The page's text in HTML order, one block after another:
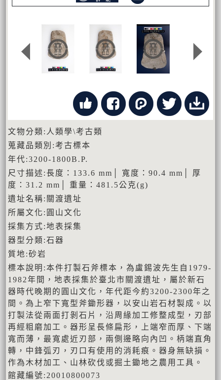
文物分類:人類學\考古類
蒐藏品類別:考古標本
年代:3200-1800B.P.
尺寸描述:長度：133.6 mm│ 寬度：90.4 mm│ 厚
度：31.2 mm│ 重量：481.5公克(g)
遺址名稱:關渡遺址
所屬文化:圓山文化
採集方式:地表採集
器型分類:石器
質地:砂岩
標本說明:本件打製石斧標本，為盧錫波先生自1979-
1982年間，地表採集於臺北市關渡遺址，屬於新石
器時代晚期的圓山文化，年代距今約3200-2300年之
間。為上窄下寬型斧鋤形器，以安山岩石材製成。以
打製法從兩面打剝石片，沿周緣加工修整成型，刃部
再經粗磨加工。器形呈長條扁形，上端窄而厚、下端
寬而薄，最寬處近刃部，兩側邊略向內凹。柄端直角
轉，中鋒弧刃，刃口有使用的消耗痕。器身無缺損。
作為木材加工、山林砍伐或掘土鋤地之農用工具。
館藏編號:20010800073